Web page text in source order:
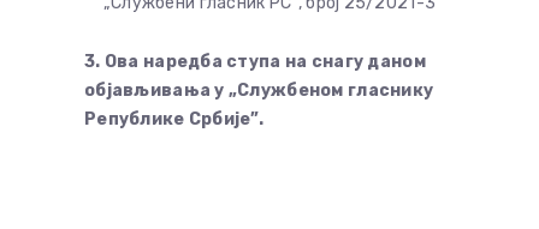
3. Ова наредба ступа на снагу даном
објављивања у „Службеном гласнику
Републике Србије”.